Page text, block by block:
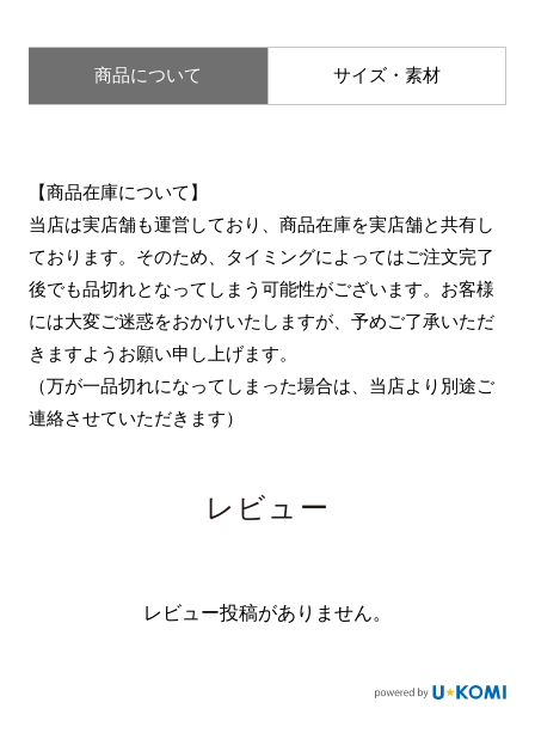
商品について サイズ・素材
【商品在庫について】
当店は実店舗も運営しており、商品在庫を実店舗と共有し
ております。そのため、タイミングによってはご注文完了
後でも品切れとなってしまう可能性がございます。お客様
には大変ご迷惑をおかけいたしますが、予めご了承いただ
きますようお願い申し上げます。
（万が一品切れになってしまった場合は、当店より別途ご
連絡させていただきます）
レビュー
レビュー投稿がありません。